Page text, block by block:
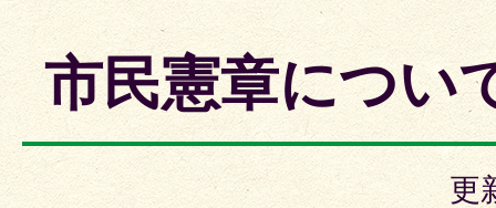
市民憲章につい
更